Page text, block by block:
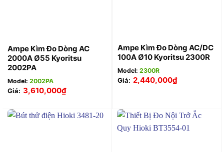
Ampe Kìm Đo Dòng AC
2000A Ø55 Kyoritsu
2002PA
Model: 2002PA
Giá: 3,610,000₫
Ampe Kìm Đo Dòng AC/DC
100A Ø10 Kyoritsu 2300R
Model: 2300R
Giá: 2,440,000₫